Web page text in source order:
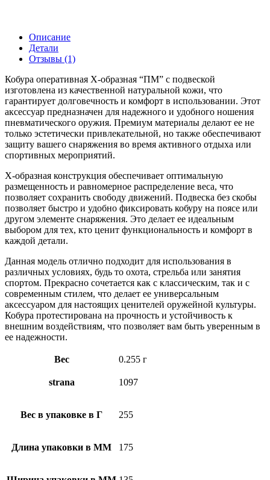
Описание
Детали
Отзывы (1)
Кобура оперативная Х-образная “ПМ” с подвеской
изготовлена из качественной натуральной кожи, что
гарантирует долговечность и комфорт в использовании. Этот
аксессуар предназначен для надежного и удобного ношения
пневматического оружия. Премиум материалы делают ее не
только эстетически привлекательной, но также обеспечивают
защиту вашего снаряжения во время активного отдыха или
спортивных мероприятий.
Х-образная конструкция обеспечивает оптимальную
размещенность и равномерное распределение веса, что
позволяет сохранить свободу движений. Подвеска без скобы
позволяет быстро и удобно фиксировать кобуру на поясе или
другом элементе снаряжения. Это делает ее идеальным
выбором для тех, кто ценит функциональность и комфорт в
каждой детали.
Данная модель отлично подходит для использования в
различных условиях, будь то охота, стрельба или занятия
спортом. Прекрасно сочетается как с классическим, так и с
современным стилем, что делает ее универсальным
аксессуаром для настоящих ценителей оружейной культуры.
Кобура протестирована на прочность и устойчивость к
внешним воздействиям, что позволяет вам быть уверенным в
ее надежности.
Вес 0.255 г
strana 1097
Вес в упаковке в Г 255
Длина упаковки в ММ 175